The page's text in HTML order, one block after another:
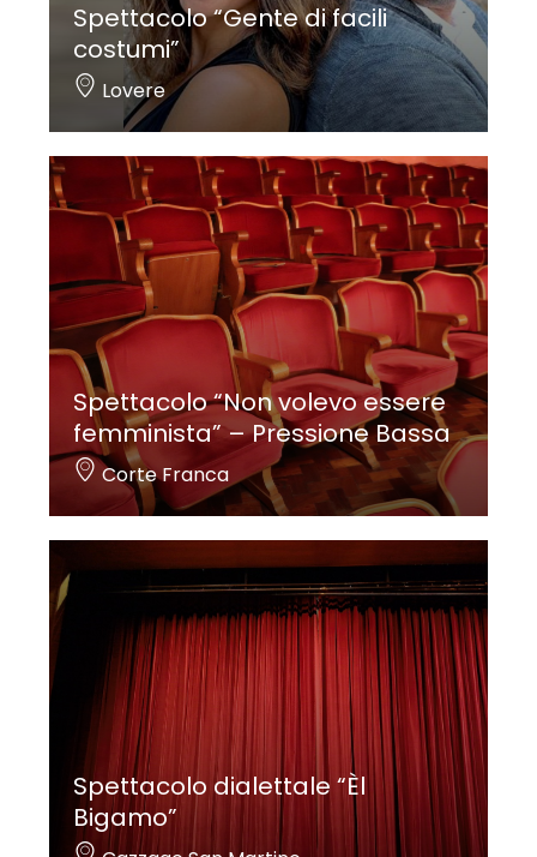
Spettacolo “Gente di facili
costumi”
Lovere
Spettacolo “Non volevo essere
femminista” – Pressione Bassa
Corte Franca
Spettacolo dialettale “Èl
Bigamo”